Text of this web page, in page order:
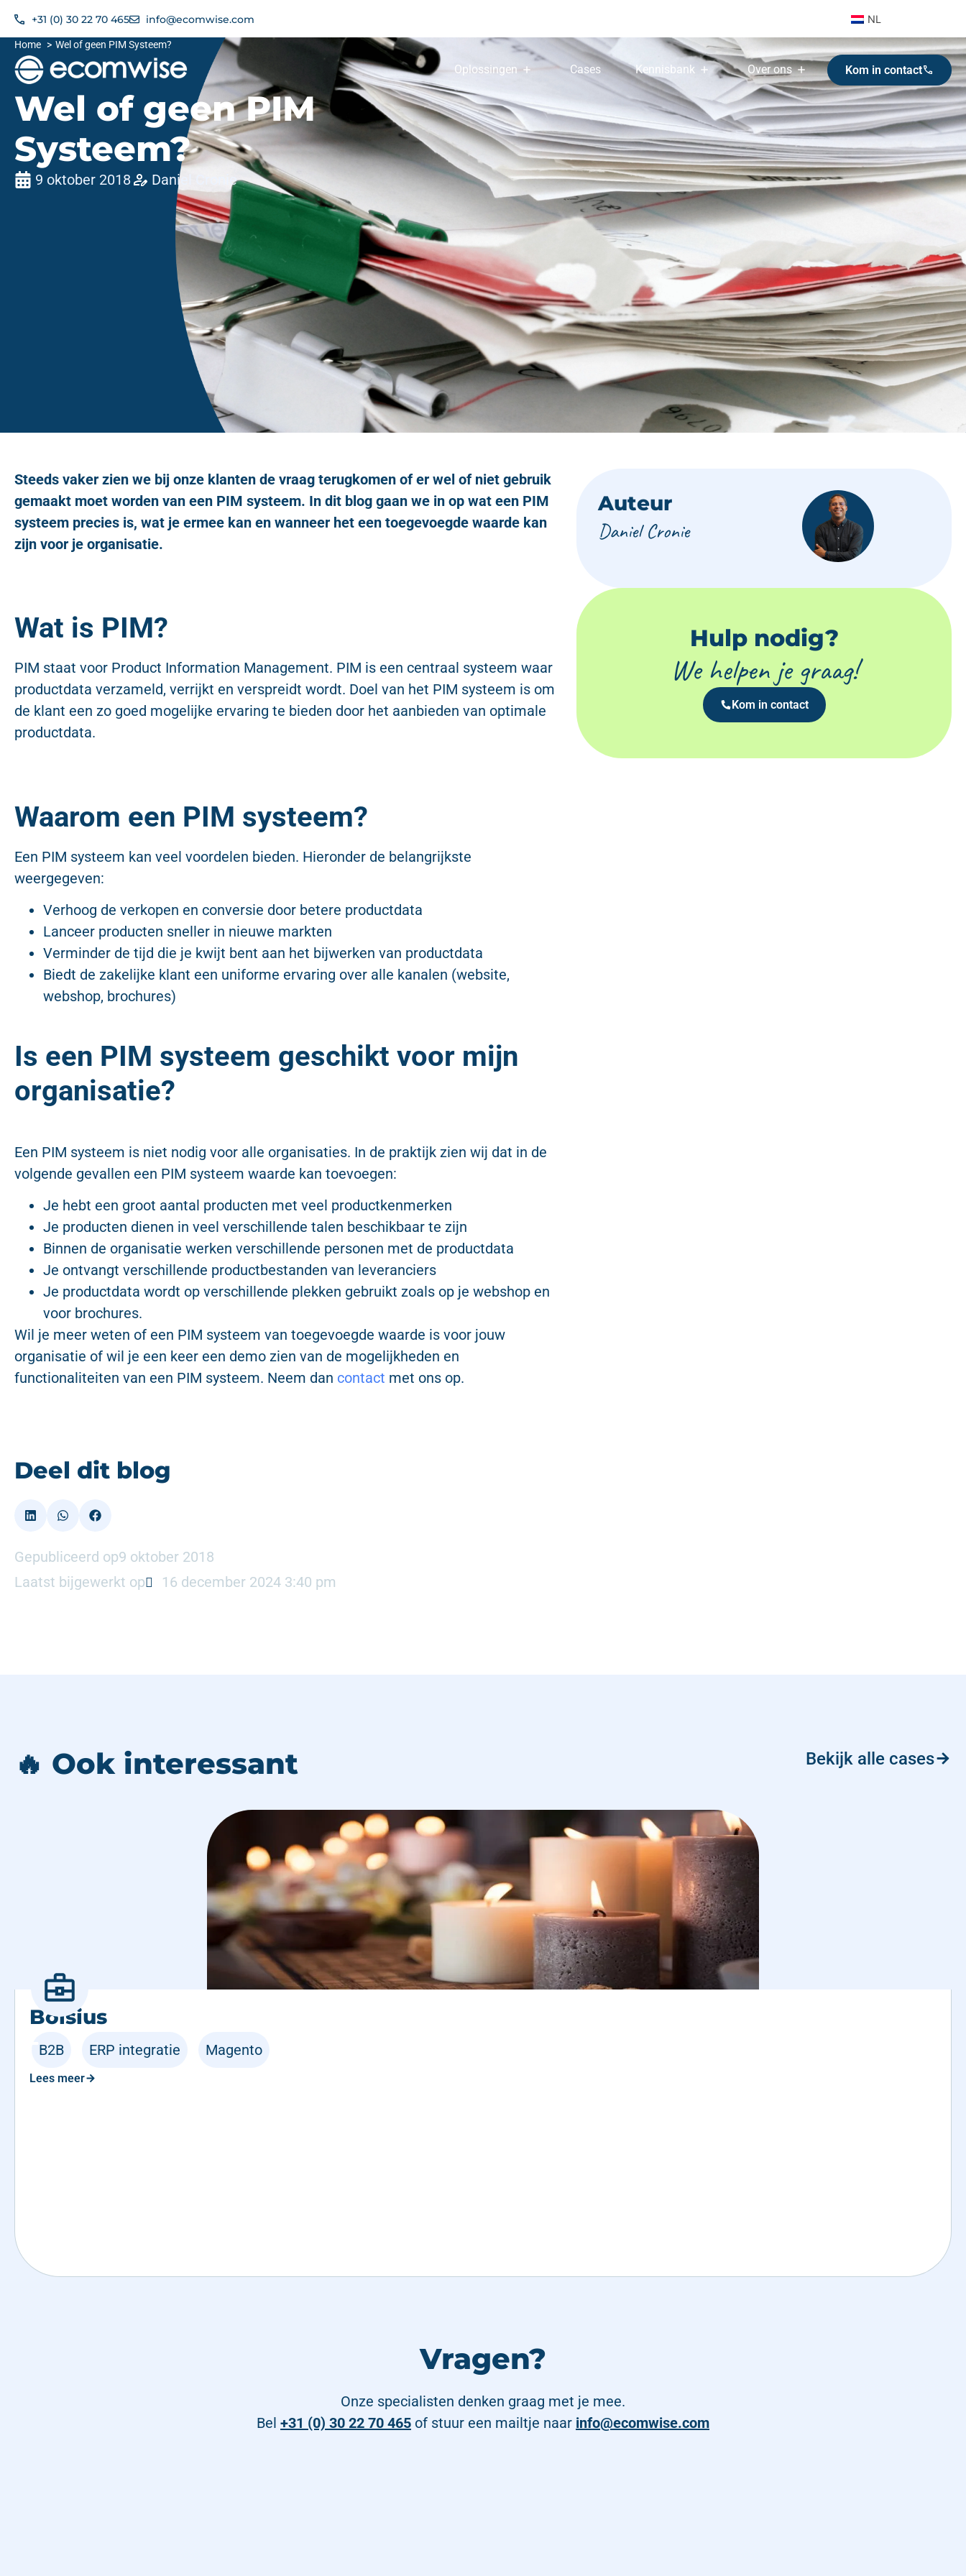
+31 (0) 30 22 70 465 info@ecomwise.com​
Oplossingen Cases Kennisbank Over ons Kom in contact
Home Wel of geen PIM Systeem?
Wel of geen PIM
Systeem?
9 oktober 2018 Daniel Cronie
Steeds vaker zien we bij onze klanten de vraag terugkomen of er wel of niet gebruik
gemaakt moet worden van een PIM systeem. In dit blog gaan we in op wat een PIM
systeem precies is, wat je ermee kan en wanneer het een toegevoegde waarde kan
zijn voor je organisatie.
Wat is PIM?
PIM staat voor Product Information Management. PIM is een centraal systeem waar
productdata verzameld, verrijkt en verspreidt wordt. Doel van het PIM systeem is om
de klant een zo goed mogelijke ervaring te bieden door het aanbieden van optimale
productdata.
Waarom een PIM systeem?
Een PIM systeem kan veel voordelen bieden. Hieronder de belangrijkste
weergegeven:
Verhoog de verkopen en conversie door betere productdata
Lanceer producten sneller in nieuwe markten
Verminder de tijd die je kwijt bent aan het bijwerken van productdata
Biedt de zakelijke klant een uniforme ervaring over alle kanalen (website,
webshop, brochures)
Is een PIM systeem geschikt voor mijn
organisatie?
Een PIM systeem is niet nodig voor alle organisaties. In de praktijk zien wij dat in de
volgende gevallen een PIM systeem waarde kan toevoegen:
Je hebt een groot aantal producten met veel productkenmerken
Je producten dienen in veel verschillende talen beschikbaar te zijn
Binnen de organisatie werken verschillende personen met de productdata
Je ontvangt verschillende productbestanden van leveranciers
Je productdata wordt op verschillende plekken gebruikt zoals op je webshop en
voor brochures.
Wil je meer weten of een PIM systeem van toegevoegde waarde is voor jouw
organisatie of wil je een keer een demo zien van de mogelijkheden en
functionaliteiten van een PIM systeem. Neem dan contact met ons op.
Deel dit blog
Gepubliceerd op9 oktober 2018
Laatst bijgewerkt op
16 december 2024 3:40 pm
Auteur
Daniel Cronie
Hulp nodig?
We helpen je graag!
Kom in contact
🔥 Ook interessant Bekijk alle cases
Bolsius
B2B ERP integratie Magento
Lees meer
Vragen?
Onze specialisten denken graag met je mee.
Bel +31 (0) 30 22 70 465 of stuur een mailtje naar info@ecomwise.com
NL